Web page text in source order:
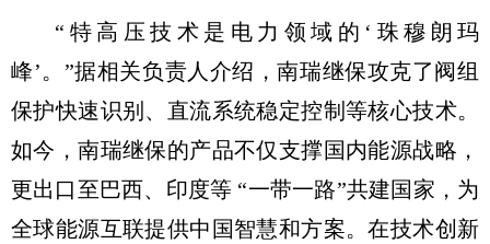
“特高压技术是电力领域的‘珠穆朗玛
峰’。”据相关负责人介绍，南瑞继保攻克了阀组
保护快速识别、直流系统稳定控制等核心技术。
如今，南瑞继保的产品不仅支撑国内能源战略，
更出口至巴西、印度等 “一带一路”共建国家，为
全球能源互联提供中国智慧和方案。在技术创新